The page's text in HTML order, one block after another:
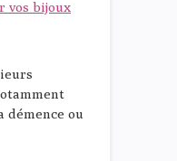
vos bijoux
démence ou